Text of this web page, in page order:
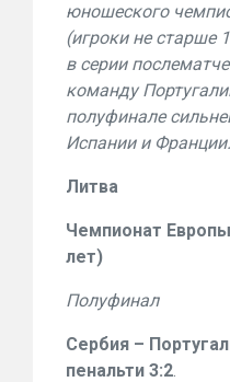
юношеского
(игроки не старше
в серии
команду
полуфинале
Испании и Франции.
Литва
Чемпионат
лет)
Полуфинал
Сербия –
пенальти 3:2.